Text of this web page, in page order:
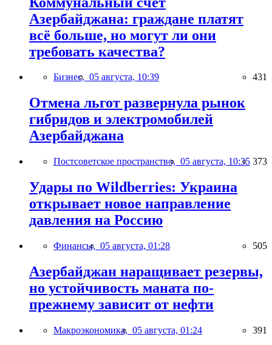
Азербайджана: граждане платят
всё больше, но могут ли они
требовать качества?
Бизнес, 05 августа, 10:39 431
Отмена льгот развернула рынок
гибридов и электромобилей
Азербайджана
Постсоветское пространство, 05 августа, 10:35 373
Удары по Wildberries: Украина
открывает новое направление
давления на Россию
Финансы, 05 августа, 01:28 505
Азербайджан наращивает резервы,
но устойчивость маната по-
прежнему зависит от нефти
Макроэкономика, 05 августа, 01:24 391